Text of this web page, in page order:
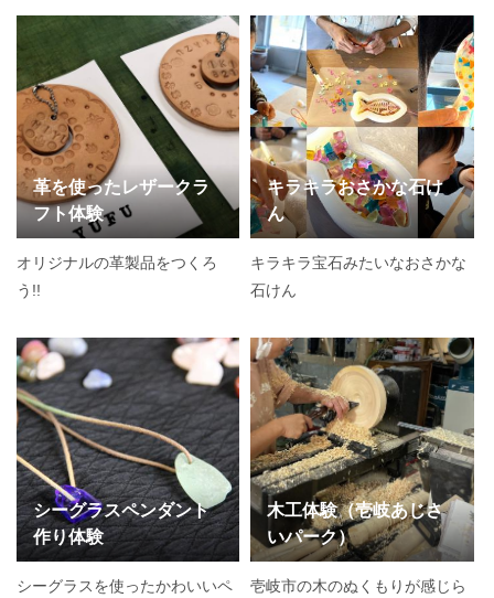
革を使ったレザークラ
フト体験
オリジナルの革製品をつくろ
う!!
キラキラおさかな石け
ん
キラキラ宝石みたいなおさかな
石けん
シーグラスペンダント
作り体験
シーグラスを使ったかわいいペ
木工体験（壱岐あじさ
いパーク）
壱岐市の木のぬくもりが感じら